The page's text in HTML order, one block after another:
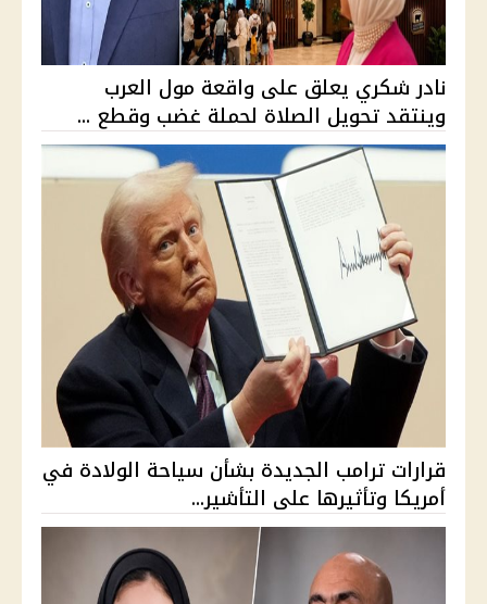
نادر شكري يعلق على واقعة مول العرب
وينتقد تحويل الصلاة لحملة غضب وقطع ...
قرارات ترامب الجديدة بشأن سياحة الولادة في
أمريكا وتأثيرها على التأشير...